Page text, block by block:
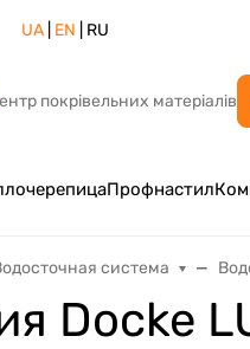
UA| EN | RU
покрівельних матеріалів
Профнастил
система
Docke